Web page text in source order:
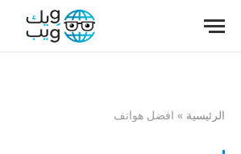
الرئيسية » افضل هواتف